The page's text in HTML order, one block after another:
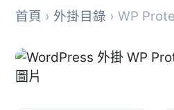
首頁 › 外掛目錄 › WP